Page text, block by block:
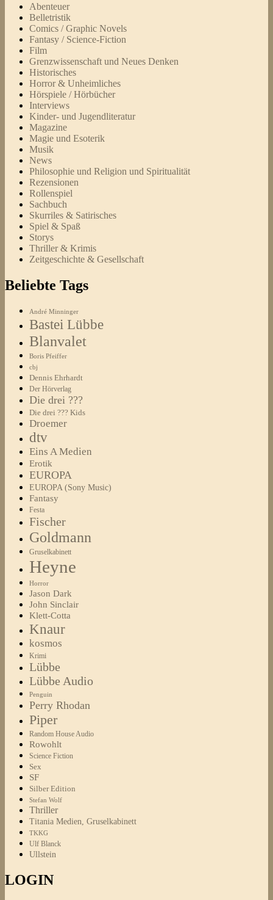
Abenteuer
Belletristik
Comics / Graphic Novels
Fantasy / Science-Fiction
Film
Grenzwissenschaft und Neues Denken
Historisches
Horror & Unheimliches
Hörspiele / Hörbücher
Interviews
Kinder- und Jugendliteratur
Magazine
Magie und Esoterik
Musik
News
Philosophie und Religion und Spiritualität
Rezensionen
Rollenspiel
Sachbuch
Skurriles & Satirisches
Spiel & Spaß
Storys
Thriller & Krimis
Zeitgeschichte & Gesellschaft
Beliebte Tags
André Minninger
Bastei Lübbe
Blanvalet
Boris Pfeiffer
cbj
Dennis Ehrhardt
Der Hörverlag
Die drei ???
Die drei ??? Kids
Droemer
dtv
Eins A Medien
Erotik
EUROPA
EUROPA (Sony Music)
Fantasy
Festa
Fischer
Goldmann
Gruselkabinett
Heyne
Horror
Jason Dark
John Sinclair
Klett-Cotta
Knaur
kosmos
Krimi
Lübbe
Lübbe Audio
Penguin
Perry Rhodan
Piper
Random House Audio
Rowohlt
Science Fiction
Sex
SF
Silber Edition
Stefan Wolf
Thriller
Titania Medien, Gruselkabinett
TKKG
Ulf Blanck
Ullstein
LOGIN